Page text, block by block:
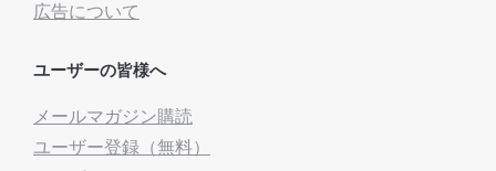
広告について
ユーザーの皆様へ
メールマガジン購読
ユーザー登録（無料）